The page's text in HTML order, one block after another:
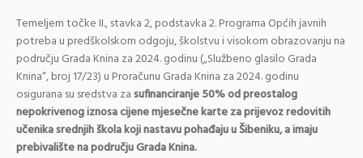
Temeljem točke II., stavka 2, podstavka 2. Programa Općih javnih
potreba u predškolskom odgoju, školstvu i visokom obrazovanju na
području Grada Knina za 2024. godinu („Službeno glasilo Grada
Knina“, broj 17/23) u Proračunu Grada Knina za 2024. godinu
osigurana su sredstva zasufinanciranje 50% od preostalog
nepokrivenog iznosa cijene mjesečne karte za prijevoz redovitih
učenika srednjih škola koji nastavu pohađaju u Šibeniku, a imaju
prebivalište na području Grada Knina.